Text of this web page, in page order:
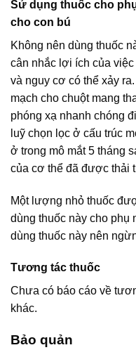
Sử dụng thuốc cho
cho con bú
Không nên dùng thuốc
cân nhắc lợi ích của
và nguy cơ có thể xảy
mạch cho chuột mang
phóng xạ nhanh chóng
luỹ chọn lọc ở cấu trúc
ở trong mô mắt 5 tháng
của cơ thể đã được thải
Một lượng nhỏ thuốc
dùng thuốc này cho phụ
dùng thuốc này nên
Tương tác thuốc
Chưa có báo cáo về
khác.
Bảo quản